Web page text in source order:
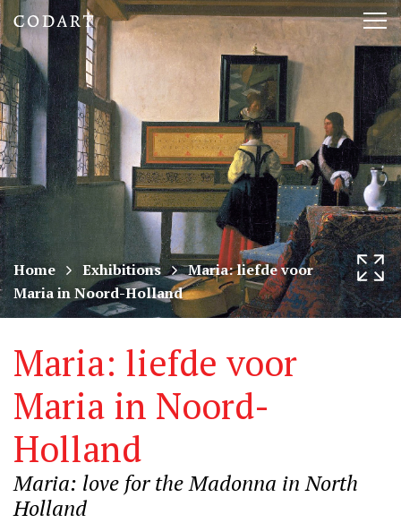
CODART,
Dutch
and
Flemish
art
in
museums
worldwide
Home Exhibitions
Maria: liefde voor
Maria in Noord-Holland
Maria: liefde voor
Maria in Noord-
Holland
Maria: love for the Madonna in North
Holland